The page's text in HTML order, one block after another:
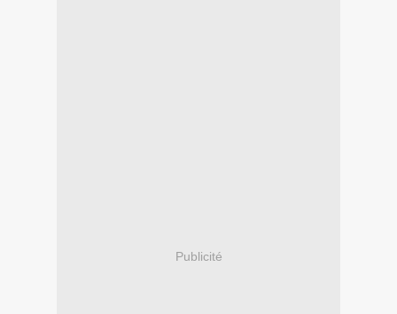
Publicité